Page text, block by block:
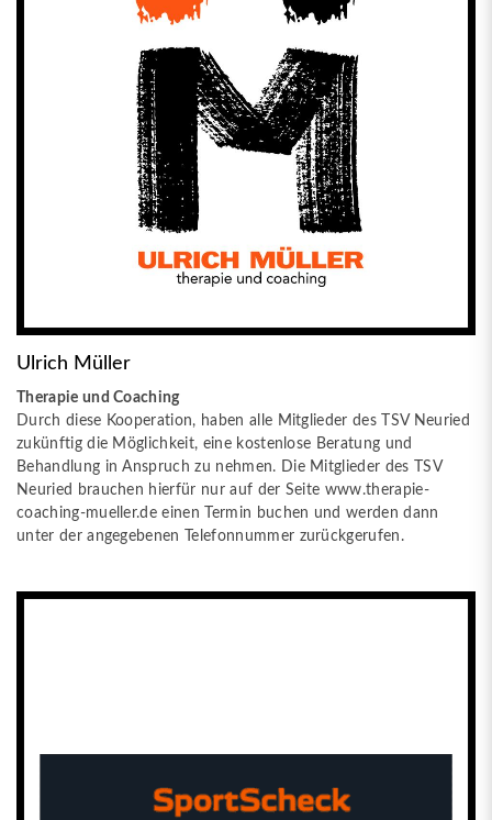
Ulrich Müller
Therapie und Coaching
Durch diese Kooperation, haben alle Mitglieder des TSV Neuried
zukünftig die Möglichkeit, eine kostenlose Beratung und
Behandlung in Anspruch zu nehmen. Die Mitglieder des TSV
Neuried brauchen hierfür nur auf der Seite www.therapie-
coaching-mueller.de einen Termin buchen und werden dann
unter der angegebenen Telefonnummer zurückgerufen.